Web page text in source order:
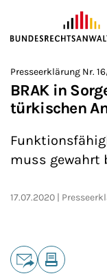
ZUM
Sie befinden sich
>
Startseite
>
Presse
>
Presseerklärung Nr.
BRAK in
türkischen
muss gewahrt
17.07.2020
Teilen